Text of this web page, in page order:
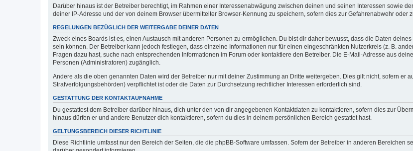
Darüber hinaus ist der Betreiber berechtigt, im Rahmen einer Interessenabwägung zwischen deinen und seinen Interessen sowie
deiner IP-Adresse und der von deinem Browser übermittelter Browser-Kennung zu speichern, sofern dies zur Gefahrenabwehr oder
REGELUNGEN BEZÜGLICH DER WEITERGABE DEINER DATEN
Zweck eines Boards ist es, einen Austausch mit anderen Personen zu ermöglichen. Du bist dir daher bewusst, dass die Daten
sein können. Der Betreiber kann jedoch festlegen, dass einzelne Informationen nur für einen eingeschränkten Nutzerkreis (z. B.
Fragen dazu hast, suche nach entsprechenden Informationen im Forum oder kontaktiere den Betreiber. Die E-Mail-Adresse aus
Personen (Administratoren) zugänglich.
Andere als die oben genannten Daten wird der Betreiber nur mit deiner Zustimmung an Dritte weitergeben. Dies gilt nicht, sofern er
Strafverfolgungsbehörden) verpflichtet ist oder die Daten zur Durchsetzung rechtlicher Interessen erforderlich sind.
GESTATTUNG DER KONTAKTAUFNAHME
Du gestattest dem Betreiber darüber hinaus, dich unter den von dir angegebenen Kontaktdaten zu kontaktieren, sofern dies zur
hinaus dürfen er und andere Benutzer dich kontaktieren, sofern du dies in deinem persönlichen Bereich gestattet hast.
GELTUNGSBEREICH DIESER RICHTLINIE
Diese Richtlinie umfasst nur den Bereich der Seiten, die die phpBB-Software umfassen. Sofern der Betreiber in anderen Bereichen